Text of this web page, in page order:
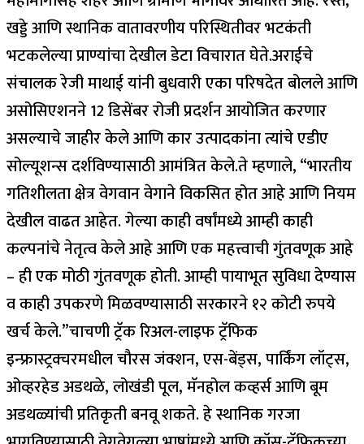
खड्डे आणि स्थानिक वातावरणीय परिस्थितीवर भटकंती
भटकलेल्या प्राण्यांचा देखील डेटा विचारात घेते.अराईचे
संचालक रेजी माथाई यांनी बुधवारी एका परिषदेत बोलले आणि
असोसिएशनने 12 डिसेंबर रोजी प्रदर्शन आयोजित करणार
असल्याचे जाहीर केले आणि कार उत्पादकांना त्यांचे एडीए
सोल्यूशन्स दर्शविण्यासाठी आमंत्रित केले.ते म्हणाले, “भारतीय
गतिशीलता क्षेत्र वेगवान वेगाने विकसित होत आहे आणि नियम
देखील वाढत आहेत. गेल्या काही वर्षांमध्ये आम्ही काही
कल्पनांचे नेतृत्व केले आहे आणि एक महत्त्वाची गुंतवणूक आहे
– ही एक मोठी गुंतवणूक होती. आम्ही पायाभूत सुविधा देण्यास
व काही उपकरणे मिळवण्यासाठी सरकारने १२ कोटी रुपये
खर्च केले.”चाचणी ट्रॅक रिअल-लाइफ ट्रॅफिक
इन्फ्रास्ट्रक्चरमधील चौरस जंक्शन, एस-बेंड्स, पार्किंग लॉट्स,
ओव्हरहेड अडथळे, लोखंडी पूल, मॅनहोल कव्हर्स आणि बूम
अडथळ्यांची प्रतिकृती बनवू शकते. हे स्थानिक गरजा